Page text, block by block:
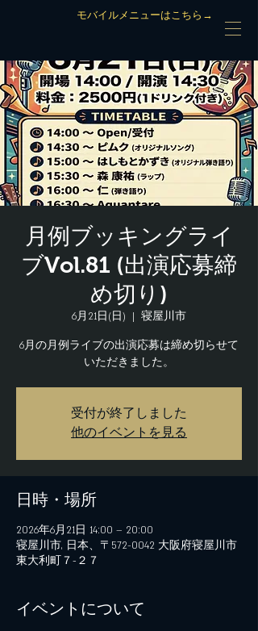
モバイルメニューはこちら→
月例ブッキングライ
ブVol.81 (出演応募締
め切り)
6月21日(日)
  |
寝屋川市
6月の月例ライブの出演応募は締め切らせて
いただきました。
受付が終了しました
他のイベントを見る
日時・場所
2026年6月21日 14:00 – 20:00
寝屋川市, 日本、〒572-0042 大阪府寝屋川市
東大利町７−２７
イベントについて